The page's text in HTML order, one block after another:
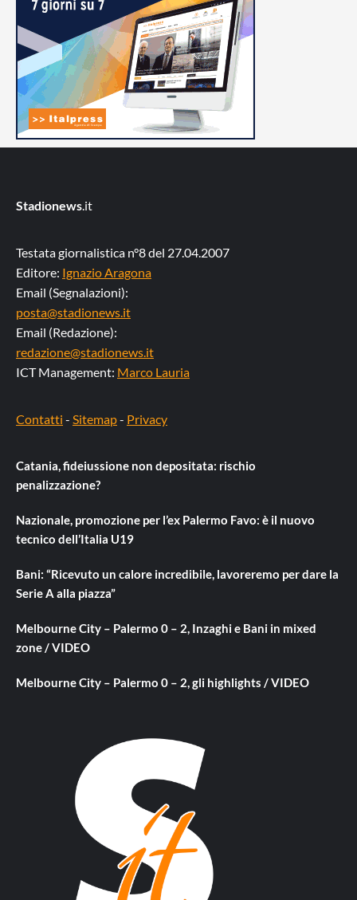
Stadionews.it
Testata giornalistica n°8 del 27.04.2007
Editore: Ignazio Aragona
Email (Segnalazioni):
posta@stadionews.it
Email (Redazione):
redazione@stadionews.it
ICT Management: Marco Lauria
Contatti - Sitemap- Privacy
Catania, fideiussione non depositata: rischio
penalizzazione?
Nazionale, promozione per l’ex Palermo Favo: è il nuovo
tecnico dell’Italia U19
Bani: “Ricevuto un calore incredibile, lavoreremo per dare la
Serie A alla piazza”
Melbourne City – Palermo 0 – 2, Inzaghi e Bani in mixed
zone / VIDEO
Melbourne City – Palermo 0 – 2, gli highlights / VIDEO